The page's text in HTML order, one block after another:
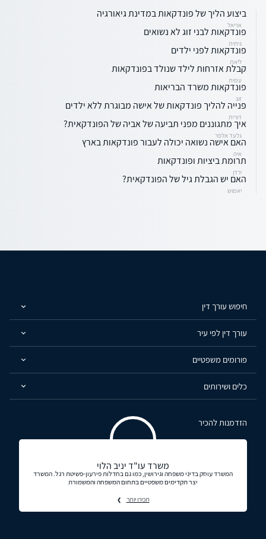
ביצוע הליך של פונדקאות במדינת גיאורגיה
אריאל
פונדקאות לבני זוג לא נשואים
גיתית
פונדקאות לפני ילדים
ליאת
קבלת אזרחות לילד שנולד בפונדקאות
עמית
פונדקאות משרד הבריאות
זוג
פנייה להליך פונדקאות של אישה מבוגרת ללא ילדים
דורית
איך מתגוננים מפני תביעה של אביה של הפונדקאית?
גלעד אלפר
האם אישה נשואה יכולה לעבור פונדקאות בארץ
איה
תרומת ביציות ופונדקאות
ירדן
האם יש הגבלת גיל של הפונדקאית?
יאמוש
חיפוש עורך דין
עורך דין לפי עיר
פורומים משפטיים
כלים ושירותים
הזדמנות להכיר
משרד עו"ד יניב הלוי
המשרד עוסק בדיני משפחה וגירושין, כמו גם בחדלות פירעון-פשיטת רגל. המשרד
יצר תקדימים משפטיים בתחום המשפחה והמשמורת
תכירו יותר